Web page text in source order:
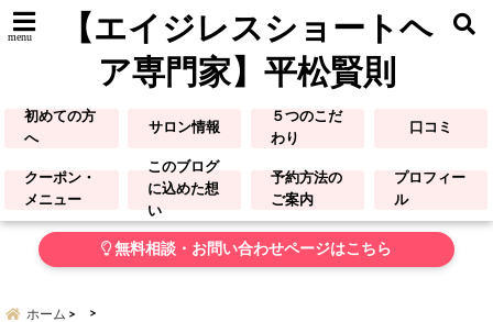
menu
【エイジレスショートヘ
ア専門家】平松賢則
初めての方
へ
サロン情報
５つのこだ
わり
口コミ
クーポン・
メニュー
このブログ
に込めた想
い
予約方法の
ご案内
プロフィー
ル
無料相談・お問い合わせページはこちら
ホーム